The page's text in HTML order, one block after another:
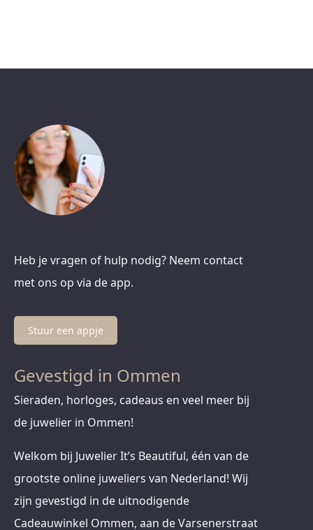
Heb je vragen of hulp nodig? Neem contact
met ons op via de app.
Stuur een appje
Gevestigd in Ommen
Sieraden, horloges, cadeaus en veel meer bij
de juwelier in Ommen!
Welkom bij Juwelier It’s Beautiful, één van de
grootste online juweliers van Nederland! Wij
zijn gevestigd in de uitnodigende
Cadeauwinkel Ommen, aan de Varsenerstraat